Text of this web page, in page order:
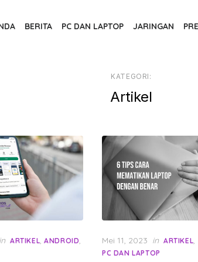
BERITA PC DAN LAPTOP JARINGAN
KATEGORI:
Artikel
in ARTIKEL ,ANDROID
Posted
on
Mei 11, 2023 in ARTIKEL
PC DAN LAPTOP